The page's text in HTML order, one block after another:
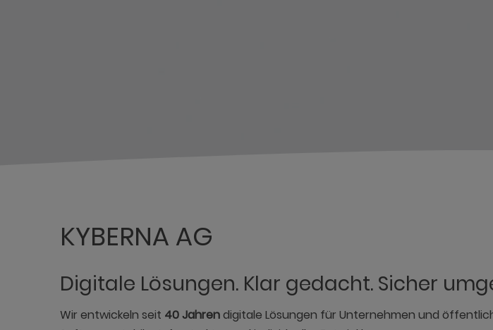
KYBERNA AG
Digitale Lösungen. Klar gedacht. Sicher
Wir entwickeln seit 40 Jahrendigitale Lösungen für Unternehmen und